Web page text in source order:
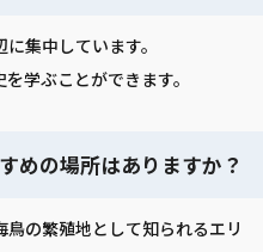
集中しています。
学ぶことができます。
めの場所はありますか？
の繁殖地として知られるエリ